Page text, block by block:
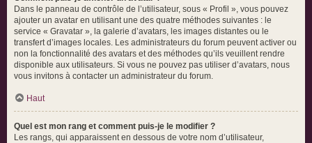
Dans le panneau de contrôle de l’utilisateur, sous « Profil », vous pouvez
ajouter un avatar en utilisant une des quatre méthodes suivantes : le
service « Gravatar », la galerie d’avatars, les images distantes ou le
transfert d’images locales. Les administrateurs du forum peuvent activer ou
non la fonctionnalité des avatars et des méthodes qu’ils veuillent rendre
disponible aux utilisateurs. Si vous ne pouvez pas utiliser d’avatars, nous
vous invitons à contacter un administrateur du forum.
Haut
Quel est mon rang et comment puis-je le modifier ?
Les rangs, qui apparaissent en dessous de votre nom d’utilisateur,